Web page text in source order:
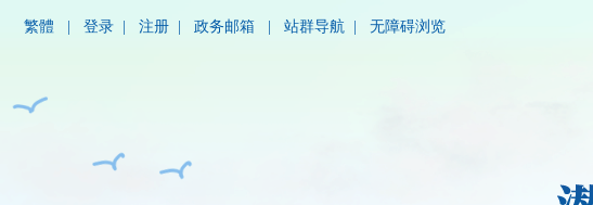
繁體 登录 注册 政务邮箱 站群导航 无障碍浏览